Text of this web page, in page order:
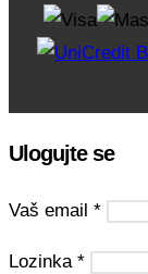
Ulogujte se
Vaš email *
Lozinka *